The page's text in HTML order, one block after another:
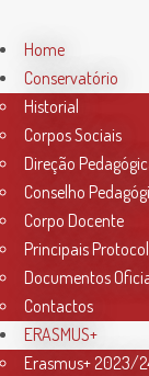
06
de
Home
Conservatório
Historial
Corpos Sociais
Direção
Conselho
Corpo Docente
Principais
Documentos
Contactos
ERASMUS+
Erasmus+ 2023/